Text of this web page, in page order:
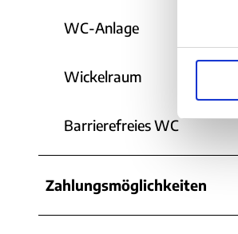
g
n
g
s
a
WC-Anlage
Wickelraum
Barrierefreies WC
Zahlungsmöglichkeiten